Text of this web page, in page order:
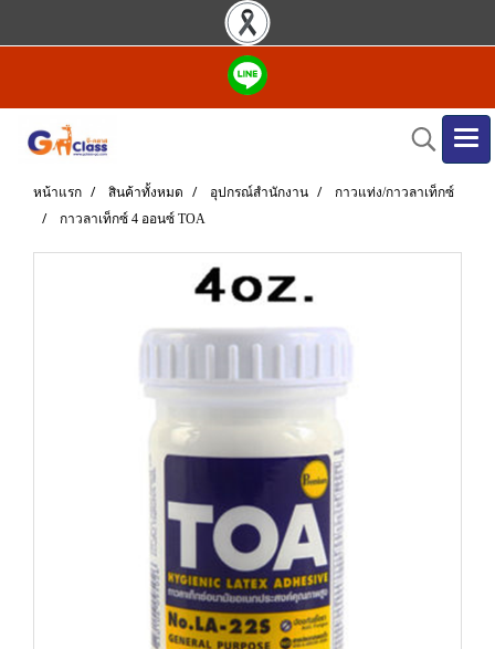
หน้าแรก สินค้าทั้งหมด อุปกรณ์สำนักงาน
กาวแท่ง/กาวลาเท็กซ์
กาวลาเท็กซ์ 4 ออนซ์ TOA